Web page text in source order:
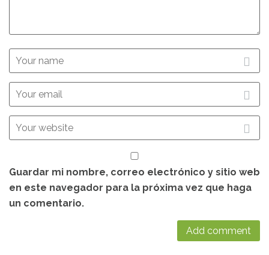
Guardar mi nombre, correo electrónico y sitio web
en este navegador para la próxima vez que haga
un comentario.